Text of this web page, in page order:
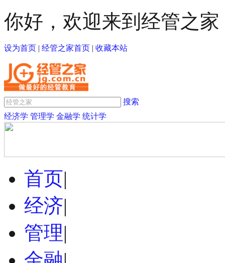
你好，欢迎来到经管之家
设为首页 | 经管之家首页 | 收藏本站
搜索
经济学 管理学 金融学 统计学
首页|
经济|
管理|